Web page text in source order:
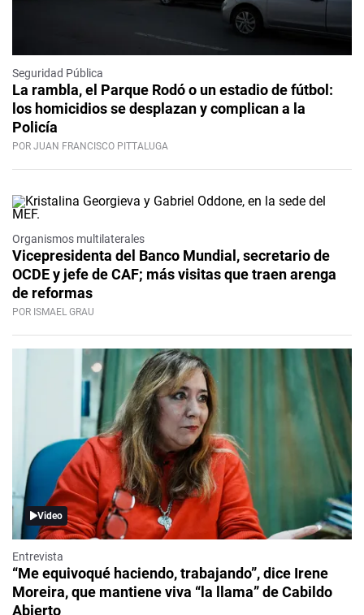
Seguridad Pública
La rambla, el Parque Rodó o un estadio de fútbol:
los homicidios se desplazan y complican a la
Policía
POR JUAN FRANCISCO PITTALUGA
Organismos multilaterales
Vicepresidenta del Banco Mundial, secretario de
OCDE y jefe de CAF; más visitas que traen arenga
de reformas
POR ISMAEL GRAU
Video
Entrevista
“Me equivoqué haciendo, trabajando”, dice Irene
Moreira, que mantiene viva “la llama” de Cabildo
Abierto